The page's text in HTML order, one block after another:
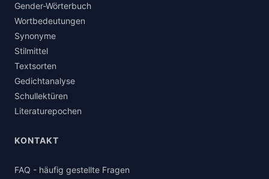
Gender-Wörterbuch
Wortbedeutungen
Synonyme
Stilmittel
Textsorten
Gedichtanalyse
Schullektüren
Literaturepochen
KONTAKT
FAQ - häufig gestellte Fragen